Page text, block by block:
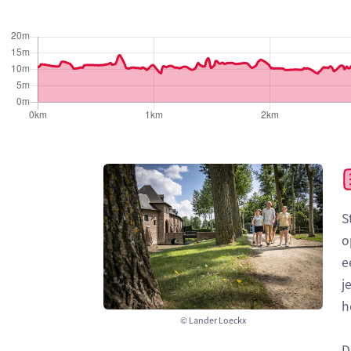
© Lander Loeckx